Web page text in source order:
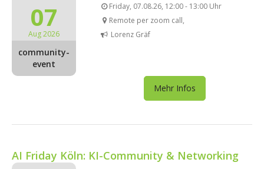
07
Aug 2026
community-
event
Friday, 07.08.26, 12:00 - 13:00 Uhr
Remote per zoom call,
Lorenz Gräf
Mehr Infos
AI Friday Köln: KI-Community & Networking